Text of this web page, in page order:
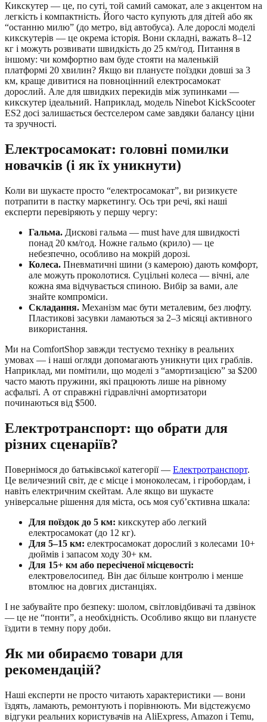
Кикскутер — це, по суті, той самий самокат, але з акцентом на
легкість і компактність. Його часто купують для дітей або як
“останню милю” (до метро, від автобуса). Але дорослі моделі
кикскутерів — це окрема історія. Вони складні, важать 8–12
кг і можуть розвивати швидкість до 25 км/год. Питання в
іншому: чи комфортно вам буде стояти на маленькій
платформі 20 хвилин? Якщо ви плануєте поїздки довші за 3
км, краще дивитися на повноцінний електросамокат
дорослий. Але для швидких перекидів між зупинками —
кикскутер ідеальний. Наприклад, модель Ninebot KickScooter
ES2 досі залишається бестселером саме завдяки балансу ціни
та зручності.
Електросамокат: головні помилки
новачків (і як їх уникнути)
Коли ви шукаєте просто “електросамокат”, ви ризикуєте
потрапити в пастку маркетингу. Ось три речі, які наші
експерти перевіряють у першу чергу:
Гальма. Дискові гальма — must have для швидкості
понад 20 км/год. Ножне гальмо (крило) — це
небезпечно, особливо на мокрій дорозі.
Колеса. Пневматичні шини (з камерою) дають комфорт,
але можуть проколотися. Суцільні колеса — вічні, але
кожна яма відчувається спиною. Вибір за вами, але
знайте компроміси.
Складання. Механізм має бути металевим, без люфту.
Пластикові засувки ламаються за 2–3 місяці активного
використання.
Ми на ComfortShop завжди тестуємо техніку в реальних
умовах — і наші огляди допомагають уникнути цих граблів.
Наприклад, ми помітили, що моделі з “амортизацією” за $200
часто мають пружини, які працюють лише на рівному
асфальті. А от справжні гідравлічні амортизатори
починаються від $500.
Електротранспорт: що обрати для
різних сценаріїв?
Повернімося до батьківської категорії — Електротранспорт.
Це величезний світ, де є місце і моноколесам, і гіробордам, і
навіть електричним скейтам. Але якщо ви шукаєте
універсальне рішення для міста, ось моя суб’єктивна шкала:
Для поїздок до 5 км: кикскутер або легкий
електросамокат (до 12 кг).
Для 5–15 км: електросамокат дорослий з колесами 10+
дюймів і запасом ходу 30+ км.
Для 15+ км або пересіченої місцевості:
електровелосипед. Він дає більше контролю і менше
втомлює на довгих дистанціях.
І не забувайте про безпеку: шолом, світловідбивачі та дзвінок
— це не “понти”, а необхідність. Особливо якщо ви плануєте
їздити в темну пору доби.
Як ми обираємо товари для
рекомендацій?
Наші експерти не просто читають характеристики — вони
їздять, ламають, ремонтують і порівнюють. Ми відстежуємо
відгуки реальних користувачів на AliExpress, Amazon і Temu,